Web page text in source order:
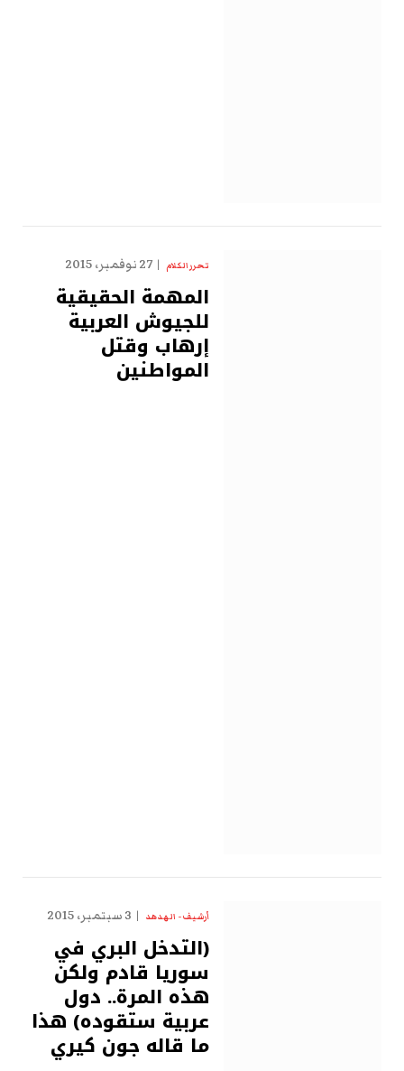
تحرر الكلام 27 نوفمبر، 2015
المهمة الحقيقية
للجيوش العربية
إرهاب وقتل
المواطنين
أرشيف - الهدهد 3 سبتمبر، 2015
(التدخل البري في
سوريا قادم ولكن
هذه المرة.. دول
عربية ستقوده) هذا
ما قاله جون كيري